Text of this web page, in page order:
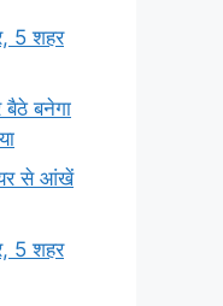
5 शहर
बनेगा
से आंखें
5 शहर